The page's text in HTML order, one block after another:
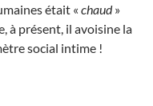
était « chaud»
à présent, il avoisine la
social intime !